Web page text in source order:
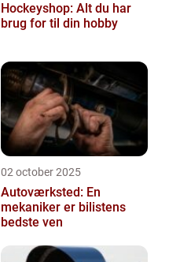
Hockeyshop: Alt du har
brug for til din hobby
02 october 2025
Autoværksted: En
mekaniker er bilistens
bedste ven